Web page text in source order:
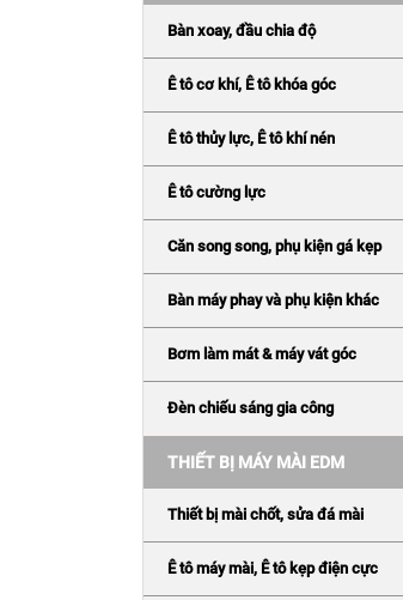
Bàn xoay, đầu chia độ
Ê tô cơ khí, Ê tô khóa góc
Ê tô thủy lực, Ê tô khí nén
Ê tô cường lực
Căn song song, phụ kiện gá kẹp
Bàn máy phay và phụ kiện khác
Bơm làm mát & máy vát góc
Đèn chiếu sáng gia công
THIẾT BỊ MÁY MÀI EDM
Thiết bị mài chốt, sửa đá mài
Ê tô máy mài, Ê tô kẹp điện cực